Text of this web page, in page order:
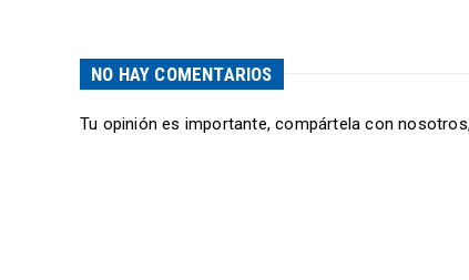
NO HAY COMENTARIOS
Tu opinión es importante, compártela con